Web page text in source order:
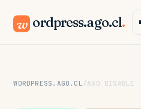
w ordpress.ago.cl.
WORDPRESS.AGO.CL / AGO DISABLE